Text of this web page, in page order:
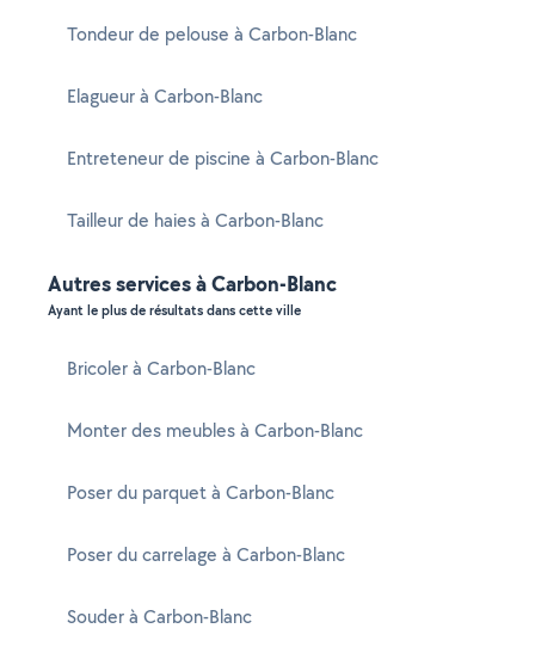
Tondeur de pelouse à Carbon-Blanc
Elagueur à Carbon-Blanc
Entreteneur de piscine à Carbon-Blanc
Tailleur de haies à Carbon-Blanc
Autres services à Carbon-Blanc
Ayant le plus de résultats dans cette ville
Bricoler à Carbon-Blanc
Monter des meubles à Carbon-Blanc
Poser du parquet à Carbon-Blanc
Poser du carrelage à Carbon-Blanc
Souder à Carbon-Blanc